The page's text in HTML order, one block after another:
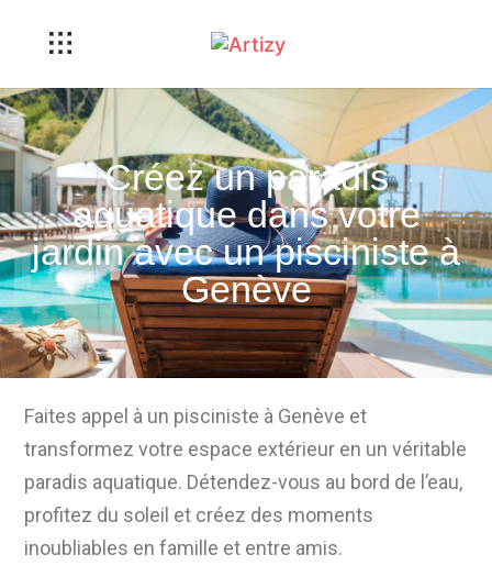
Créez un paradis
aquatique dans votre
jardin avec un pisciniste à
Genève
Faites appel à un pisciniste à Genève et
transformez votre espace extérieur en un véritable
paradis aquatique. Détendez-vous au bord de l’eau,
profitez du soleil et créez des moments
inoubliables en famille et entre amis.